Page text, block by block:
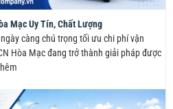
Mạc Uy Tín, Chất Lượng
càng chú trọng tối ưu chi phí vận
Hòa Mạc đang trở thành giải pháp được